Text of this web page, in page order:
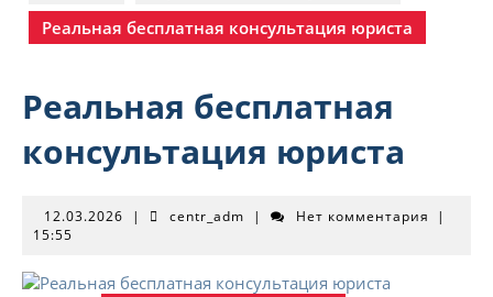
Реальная бесплатная консультация юриста
Реальная бесплатная
консультация юриста
12.03.2026 12.03.2026
| centr_admcentr_adm
| Нет комментария
|
15:55